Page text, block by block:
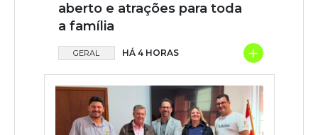
aberto e atrações para toda
a família
GERAL HÁ 4 HORAS +